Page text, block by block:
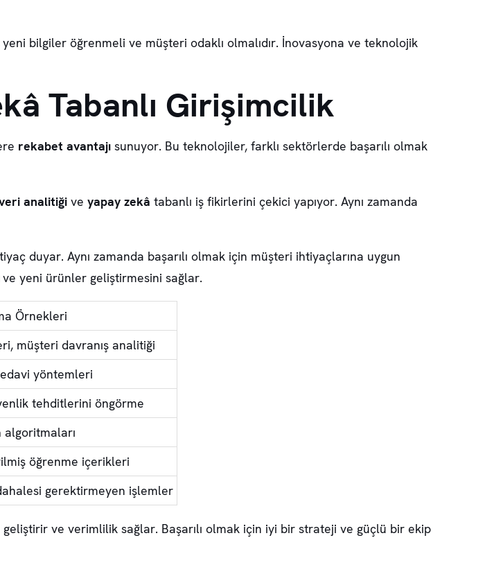
bilgiler öğrenmeli ve müşteri odaklı olmalıdır. İnovasyona ve teknolojik
Tabanlı Girişimcilik
rekabet avantajı sunuyor. Bu teknolojiler, farklı sektörlerde başarılı olmak
analitiği ve yapay zekâ tabanlı iş fikirlerini çekici yapıyor. Aynı zamanda
duyar. Aynı zamanda başarılı olmak için müşteri ihtiyaçlarına uygun
ve yeni ürünler geliştirmesini sağlar.
Örnekleri
müşteri davranış analitiği
yöntemleri
tehditlerini öngörme
öğrenme içerikleri
gerektirmeyen işlemler
ve verimlilik sağlar. Başarılı olmak için iyi bir strateji ve güçlü bir ekip